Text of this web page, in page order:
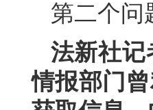
第二个问
法新社记
情报部门